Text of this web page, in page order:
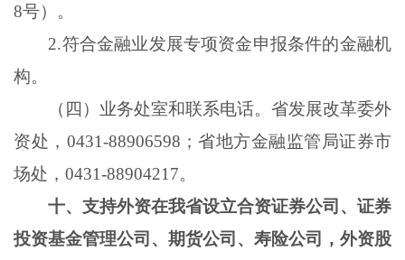
8号）。
2.符合金融业发展专项资金申报条件的金融机
构。
（四）业务处室和联系电话。省发展改革委外
资处， 0431-88906598；省地方金融监管局证券市
场处，0431-88904217。
十、支持外资在我省设立合资证券公司、证券
投资基金管理公司、期货公司、寿险公司，外资股